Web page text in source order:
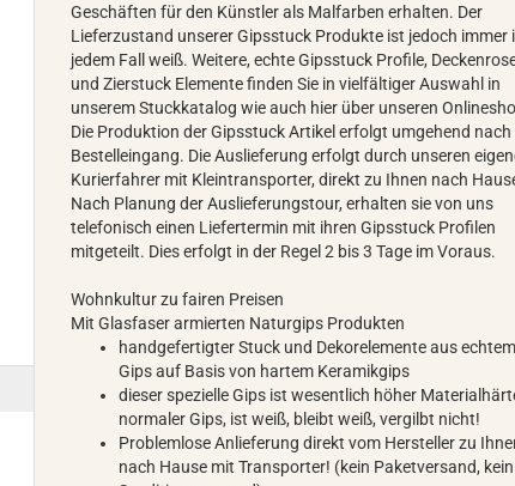
Geschäften für den Künstler als Malfarben erhalten. Der
Lieferzustand unserer Gipsstuck Produkte ist jedoch immer
jedem Fall weiß. Weitere, echte Gipsstuck Profile,
und Zierstuck Elemente finden Sie in vielfältiger Auswahl in
unserem Stuckkatalog wie auch hier über unseren
Die Produktion der Gipsstuck Artikel erfolgt umgehend nach
Bestelleingang. Die Auslieferung erfolgt durch unseren
Kurierfahrer mit Kleintransporter, direkt zu Ihnen nach
Nach Planung der Auslieferungstour, erhalten sie von uns
telefonisch einen Liefertermin mit ihren Gipsstuck Profilen
mitgeteilt. Dies erfolgt in der Regel 2 bis 3 Tage im Voraus.
Wohnkultur zu fairen Preisen
Mit Glasfaser armierten Naturgips Produkten
handgefertigter Stuck und Dekorelemente aus echtem
Gips auf Basis von hartem Keramikgips
dieser spezielle Gips ist wesentlich höher
normaler Gips, ist weiß, bleibt weiß, vergilbt nicht!
Problemlose Anlieferung direkt vom Hersteller zu
nach Hause mit Transporter! (kein Paketversand, kein